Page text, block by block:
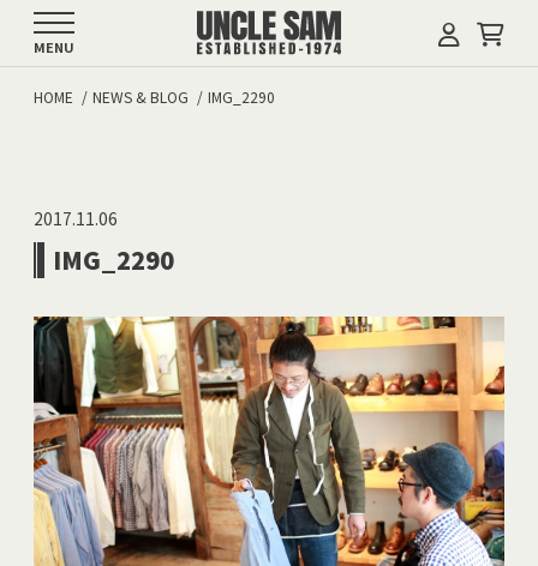
MENU
HOME NEWS & BLOG IMG_2290
2017.11.06
IMG_2290